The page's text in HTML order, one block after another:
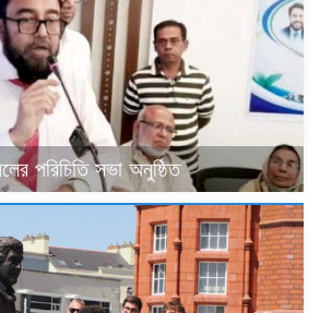
পরিচিতি সভা অনুষ্ঠিত